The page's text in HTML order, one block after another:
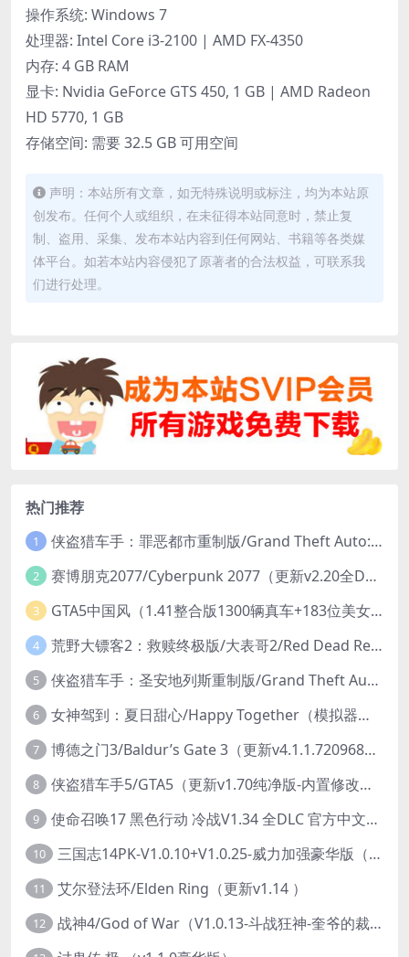
操作系统: Windows 7
处理器: Intel Core i3-2100 | AMD FX-4350
内存: 4 GB RAM
显卡: Nvidia GeForce GTS 450, 1 GB | AMD Radeon
HD 5770, 1 GB
存储空间: 需要 32.5 GB 可用空间
声明：本站所有文章，如无特殊说明或标注，均为本站原
创发布。任何个人或组织，在未征得本站同意时，禁止复
制、盗用、采集、发布本站内容到任何网站、书籍等各类媒
体平台。如若本站内容侵犯了原著者的合法权益，可联系我
们进行处理。
热门推荐
1 侠盗猎车手：罪恶都市重制版/Grand Theft Auto: Vice City – The Definitive Edition
2 赛博朋克2077/Cyberpunk 2077（更新v2.20全DLC）
3 GTA5中国风（1.41整合版1300辆真车+183位美女与英雄+200%存档）
4 荒野大镖客2：救赎终极版/大表哥2/Red Dead Redemption 2: Ultimate Edition（更新v1491.50终极版）
5 侠盗猎车手：圣安地列斯重制版/Grand Theft Auto: San Andreas – The Definitive Edition（更新v1.113.49697469）
6 女神驾到：夏日甜心/Happy Together（模拟器版-升级豪华终极珍藏版+全DLC）
7 博德之门3/Baldur’s Gate 3（更新v4.1.1.7209685）
8 侠盗猎车手5/GTA5（更新v1.70纯净版-内置修改器+通关存档）
9 使命召唤17 黑色行动 冷战V1.34 全DLC 官方中文版COD17
10 三国志14PK-V1.0.10+V1.0.25-威力加强豪华版（武将面容套装-全DLC+季票+特典+中文语音+编辑修改器）
11 艾尔登法环/Elden Ring（更新v1.14 ）
12 战神4/God of War（V1.0.13-斗战狂神-奎爷的裁决+全DLC）